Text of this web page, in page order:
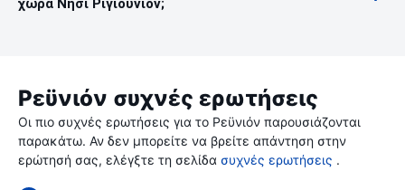
χώρα Νησί Ριγιούνιον;
Ρεϋνιόν συχνές ερωτήσεις
Οι πιο συχνές ερωτήσεις για το Ρεϋνιόν παρουσιάζονται
παρακάτω. Αν δεν μπορείτε να βρείτε απάντηση στην
ερώτησή σας, ελέγξτε τη σελίδα συχνές ερωτήσεις .